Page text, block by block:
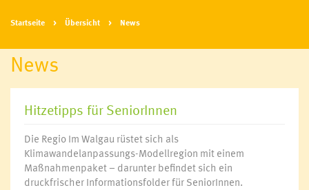
Startseite Übersicht News
News
Hitzetipps für SeniorInnen
Die Regio Im Walgau rüstet sich als
Klimawandelanpassungs-Modellregion mit einem
Maßnahmenpaket – darunter befindet sich ein
druckfrischer Informationsfolder für SeniorInnen.